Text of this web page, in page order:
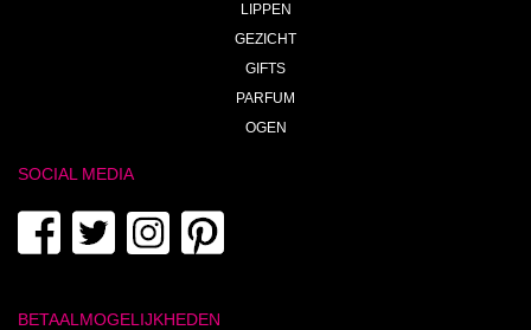
LIPPEN
GEZICHT
GIFTS
PARFUM
OGEN
SOCIAL MEDIA
BETAALMOGELIJKHEDEN